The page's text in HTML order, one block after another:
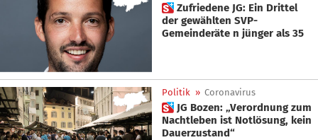
 Zufriedene JG: Ein Drittel
der gewählten SVP-
Gemeinderäte n jünger als 35
Politik » Coronavirus
 JG Bozen: „Verordnung zum
Nachtleben ist Notlösung, kein
Dauerzustand“